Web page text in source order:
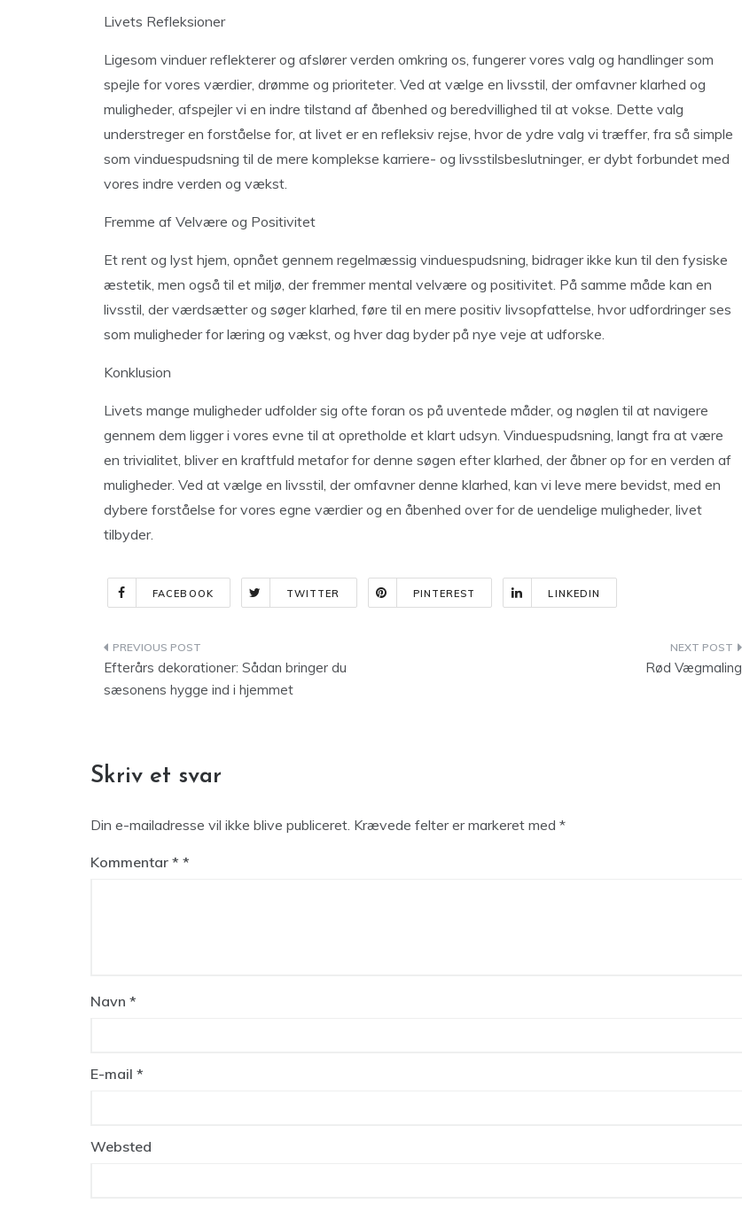
Livets Refleksioner
Ligesom vinduer reflekterer og afslører verden omkring os, fungerer vores valg og handlinger som
spejle for vores værdier, drømme og prioriteter. Ved at vælge en livsstil, der omfavner klarhed og
muligheder, afspejler vi en indre tilstand af åbenhed og beredvillighed til at vokse. Dette valg
understreger en forståelse for, at livet er en refleksiv rejse, hvor de ydre valg vi træffer, fra så simple
som vinduespudsning til de mere komplekse karriere- og livsstilsbeslutninger, er dybt forbundet med
vores indre verden og vækst.
Fremme af Velvære og Positivitet
Et rent og lyst hjem, opnået gennem regelmæssig vinduespudsning, bidrager ikke kun til den fysiske
æstetik, men også til et miljø, der fremmer mental velvære og positivitet. På samme måde kan en
livsstil, der værdsætter og søger klarhed, føre til en mere positiv livsopfattelse, hvor udfordringer ses
som muligheder for læring og vækst, og hver dag byder på nye veje at udforske.
Konklusion
Livets mange muligheder udfolder sig ofte foran os på uventede måder, og nøglen til at navigere
gennem dem ligger i vores evne til at opretholde et klart udsyn. Vinduespudsning, langt fra at være
en trivialitet, bliver en kraftfuld metafor for denne søgen efter klarhed, der åbner op for en verden af
muligheder. Ved at vælge en livsstil, der omfavner denne klarhed, kan vi leve mere bevidst, med en
dybere forståelse for vores egne værdier og en åbenhed over for de uendelige muligheder, livet
tilbyder.
FACEBOOK TWITTER PINTEREST LINKEDIN
Indlægsnavigation
Efterårs dekorationer: Sådan bringer du
sæsonens hygge ind i hjemmet
Rød Vægmaling
Skriv et svar
Din e-mailadresse vil ikke blive publiceret. Krævede felter er markeret med *
Kommentar *
Navn *
E-mail *
Websted